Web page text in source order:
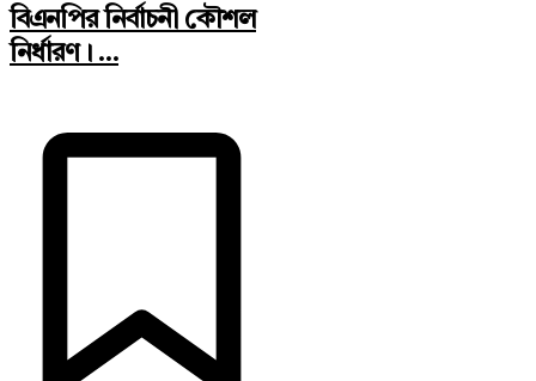
বিএনপির নির্বাচনী কৌশল
নির্ধারণ। ...